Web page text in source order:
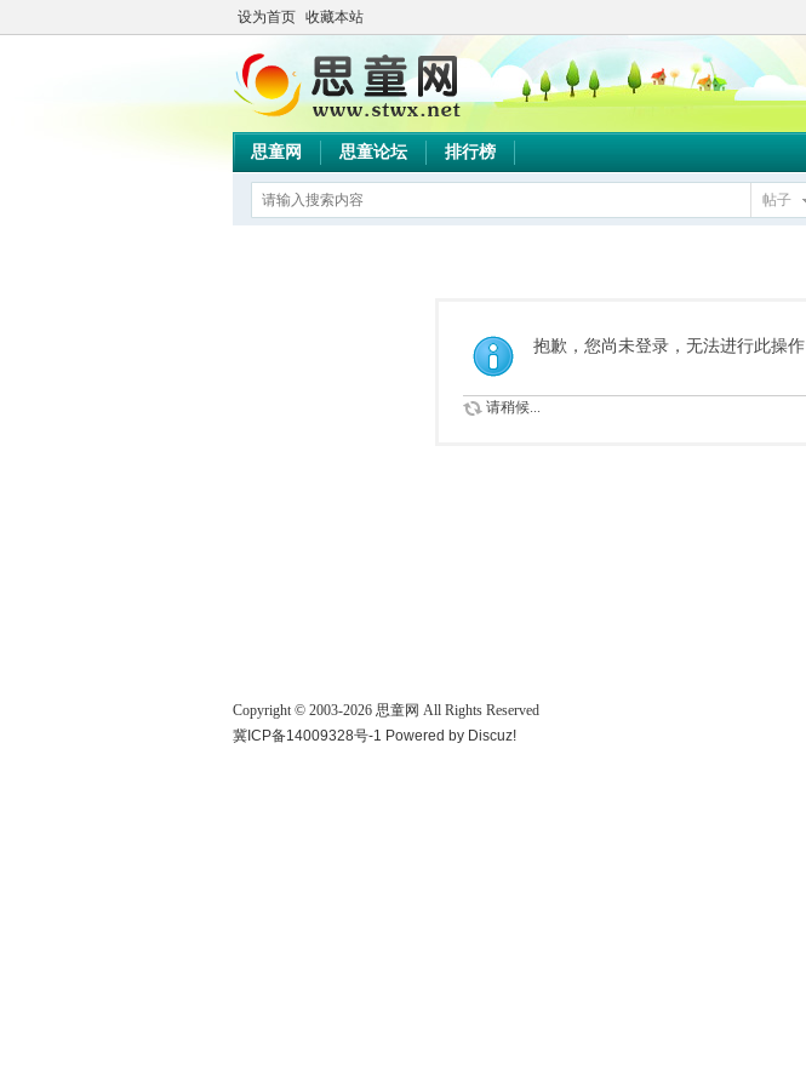
设为首页 收藏本站
思童网 思童论坛 排行榜
帖子
抱歉，您尚未登录，无法进行此操作
请稍候...
Copyright © 2003-2026 思童网 All Rights Reserved
冀ICP备14009328号-1 Powered by Discuz!